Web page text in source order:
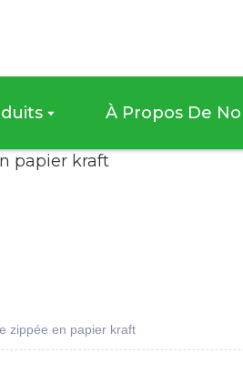
À Propos De
zippée en papier kraft